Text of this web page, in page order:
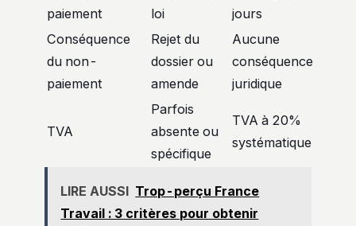
paiement
loi
jours
Conséquence
du non-
paiement
Rejet du
dossier ou
amende
Aucune
conséquence
juridique
TVA
Parfois
absente ou
spécifique
TVA à 20%
systématique
LIRE AUSSI Trop-perçu France
Travail : 3 critères pour obtenir